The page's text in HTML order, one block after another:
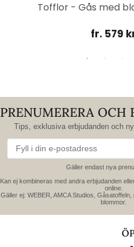
Tofflor - Gås med
fr. 579
PRENUMERERA OCH
Tips, exklusiva erbjudanden och
Gäller endast nya
Kan ej kombineras med andra erbjudanden
online.
Gäller ej: WEBER, AMCA Studios,
blommor.